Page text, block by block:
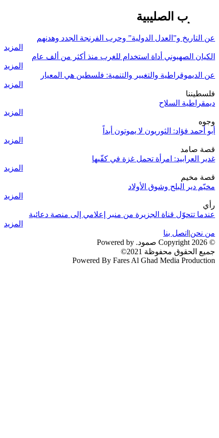
الحروب الصليبية
عن التاريخ و”العدل الدولية” وحرب الفرنجة الجدد وهدنهم
المزيد
الكيان الصهيوني أداة استخدام للغرب منذ أكثر من ألف عام
المزيد
عن الديموقراطية والتغيير والتنمية: فلسطين هي المعيار
المزيد
فلسطيننا
ديمقراطية السلاح
المزيد
وجوه
أبو أحمد فؤاد: الثوريون لا يموتون أبداً
المزيد
قصة صامد
غدير العرابيد: امرأة تحمل غزة في كفّيها
المزيد
قصة مخيم
مخيّم دير البلح وشوق الأولاد
المزيد
رأي
عندما تتحوّل قناة الجزيرة من منبر إعلامي إلى منصة دعائية
المزيد
من نحن| اتصل بنا
© 2026 Copyright صمود. Powered by
جميع الحقوق محفوظة 2021©
Powered By Fares Al Ghad Media Production